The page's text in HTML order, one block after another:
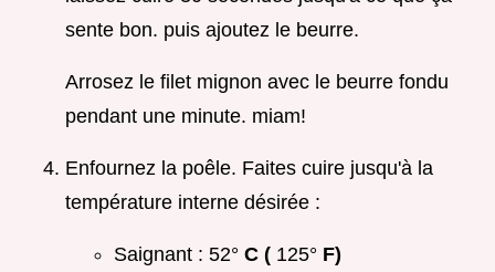
sente bon. puis ajoutez le beurre.
Arrosez le filet mignon avec le beurre fondu
pendant une minute. miam!
Enfournez la poêle. Faites cuire jusqu'à la
température interne désirée :
Saignant : 52° C ( 125° F)